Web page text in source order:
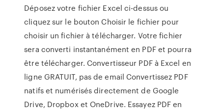
Déposez votre fichier Excel ci-dessus ou
cliquez sur le bouton Choisir le fichier pour
choisir un fichier à télécharger. Votre fichier
sera converti instantanément en PDF et pourra
être télécharger. Convertisseur PDF à Excel en
ligne GRATUIT, pas de email Convertissez PDF
natifs et numérisés directement de Google
Drive, Dropbox et OneDrive. Essayez PDF en